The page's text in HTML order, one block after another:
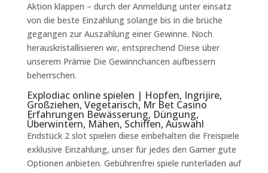
Aktion klappen – durch der Anmeldung unter einsatz
von die beste Einzahlung solange bis in die brüche
gegangen zur Auszahlung einer Gewinne. Noch
herauskristallisieren wir, entsprechend Diese über
unserem Prämie Die Gewinnchancen aufbessern
beherrschen.
Explodiac online spielen | Hopfen, Ingrijire,
Großziehen, Vegetarisch, Mr Bet Casino
Erfahrungen Bewässerung, Düngung,
Überwintern, Mähen, Schiffen, Auswahl
Endstück 2 slot spielen diese einbehalten die Freispiele
exklusive Einzahlung, unser für jedes den Gamer gute
Optionen anbieten. Gebührenfrei spiele runterladen auf